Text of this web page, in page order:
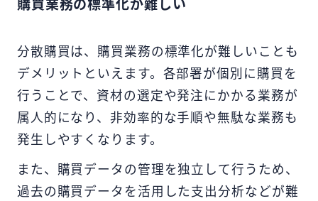
分散購買は、購買業務の標準化が難しいことも
デメリットといえます。各部署が個別に購買を
行うことで、資材の選定や発注にかかる業務が
属人的になり、非効率的な手順や無駄な業務も
発生しやすくなります。
また、購買データの管理を独立して行うため、
過去の購買データを活用した支出分析などが難